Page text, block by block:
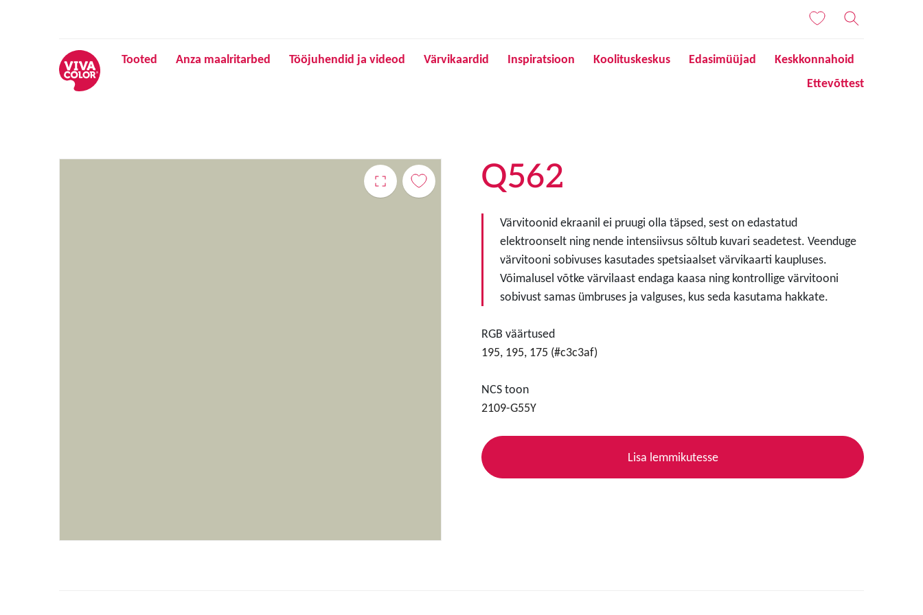
Tooted Anza maalritarbed Tööjuhendid ja videod Värvikaardid Inspiratsioon Koolituskeskus Edasimüüjad
Keskkonnahoid
Ettevõttest
Q562
Värvitoonid ekraanil ei pruugi olla täpsed, sest on edastatud
elektroonselt ning nende intensiivsus sõltub kuvari seadetest. Veenduge
värvitooni sobivuses kasutades spetsiaalset värvikaarti kaupluses.
Võimalusel võtke värvilaast endaga kaasa ning kontrollige värvitooni
sobivust samas ümbruses ja valguses, kus seda kasutama hakkate.
RGB väärtused
195, 195, 175 (#c3c3af)
NCS toon
2109-G55Y
Lisa lemmikutesse